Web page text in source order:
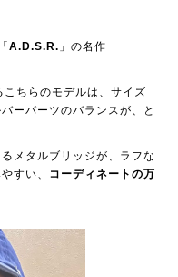
A.D.S.R. 」の名作
こちらのモデルは、サイズ
ーパーツのバランスが、と
メタルブリッジが、ラフな
すい、 コーディネートの万